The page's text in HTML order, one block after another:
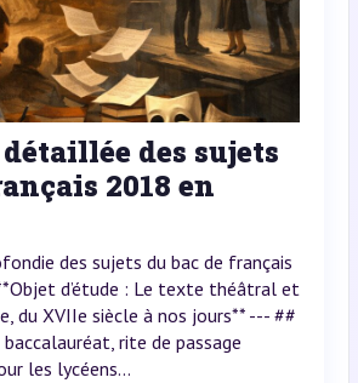
des sujets
2018 en
des sujets du bac de français
d’étude : Le texte théâtral et
du XVIIe siècle à nos jours** --- ##
rite de passage
les lycéens...